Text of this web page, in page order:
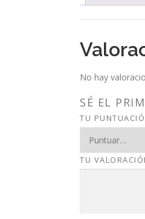
No hay
SÉ EL
TU
TU